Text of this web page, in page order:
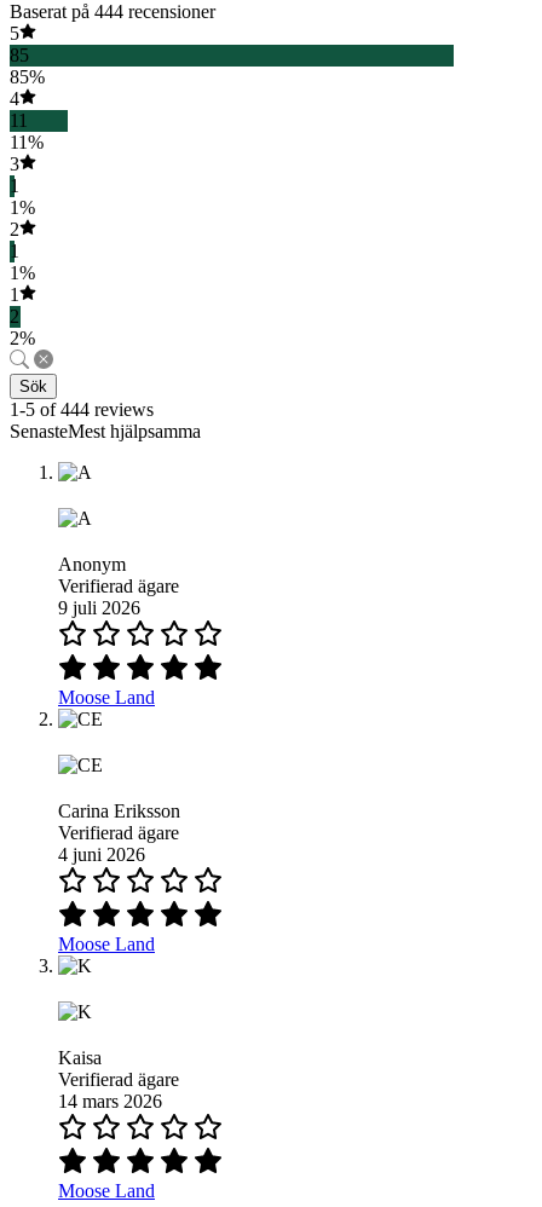
Baserat på 444 recensioner
5
85
85%
4
11
11%
3
1
1%
2
1
1%
1
2
2%
Sök
1-5 of 444 reviews
SenasteMest hjälpsamma
Anonym
Verifierad ägare
9 juli 2026
Moose Land
Carina Eriksson
Verifierad ägare
4 juni 2026
Moose Land
Kaisa
Verifierad ägare
14 mars 2026
Moose Land